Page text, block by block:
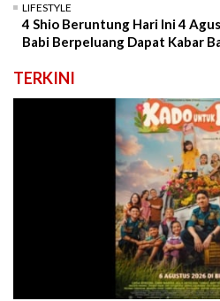
LIFESTYLE
4 Shio Beruntung Hari Ini 4
Babi Berpeluang Dapat Kabar
TERKINI